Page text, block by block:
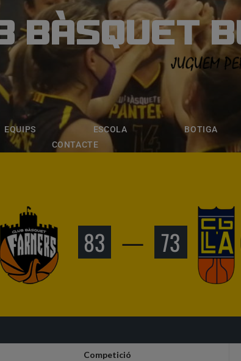
BÀSQUET
EQUIPS ESCOLA BOTIGA
CONTACTE
ESCOLA BOTIGA
83 — 73
Competició